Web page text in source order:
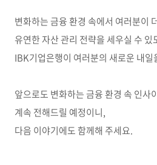
변화하는 금융 환경 속에서 여러분이
유연한 자산 관리 전략을 세우실 수 있
IBK기업은행이 여러분의 새로운 내일
앞으로도 변화하는 금융 환경 속 인사
계속 전해드릴 예정이니,
다음 이야기에도 함께해 주세요.